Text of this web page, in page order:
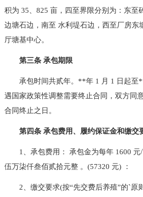
积为 35、825 亩，四至界限分别为：东至
边塘石边，南至 水利堤石边，西至厂房东
厅塘基中心。
第三条 承包期限
承包时间共贰年。**年 1 月 1 日起至
遇国家政策性调整需要终止合同，双方同
合同终止之日。
第四条 承包费用、履约保证金和缴交
1、承包费用： 承包金为每年 1600 元/
伍万柒仟叁佰贰拾元整 。(57320 元) ：
2、缴交要求(按“先交费后养殖”的`原